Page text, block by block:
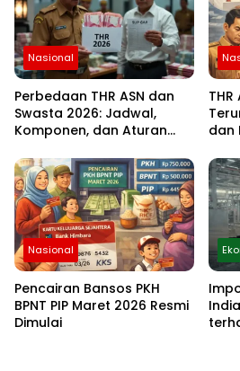
Nasional
Perbedaan THR ASN dan
Swasta 2026: Jadwal,
Komponen, dan Aturan
dan
Nasional
Pencairan Bansos PKH
BPNT PIP Maret 2026 Resmi
Dimulai